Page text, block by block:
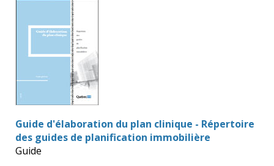
Guide d'élaboration du plan clinique - Répertoire
des guides de planification immobilière
Guide